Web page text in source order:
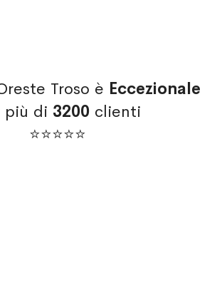
Troso è Eccezionale
più di 3200clienti
⭐⭐⭐⭐⭐